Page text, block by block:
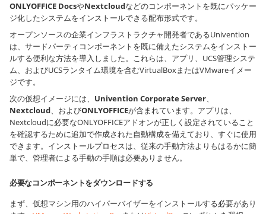
ONLYOFFICE DocsやNextcloudなどのコンポーネントを既にパッケー
ジ化したシステムをインストールできる配布形式です。
オープンソースの企業インフラストラクチャ開発者であるUnivention
は、サードパーティコンポーネントを既に備えたシステムをインストー
ルする便利な方法を導入しました。これらは、アプリ、UCS管理システ
ム、およびUCSランタイム環境を含むVirtualBoxまたはVMwareイメー
ジです。
次の仮想イメージには、 Univention Corporate Server、
Nextcloud、およびONLYOFFICEが含まれています。アプリは、
Nextcloudに必要なONLYOFFICEアドオンが正しく設定されていること
を確認するために追加で作成された自動構成を備えており、すぐに使用
できます。インストールプロセスは、従来の手動方法よりもはるかに簡
単で、管理者による手動の手順は必要ありません。
必要なコンポーネントをダウンロードする
まず、仮想マシン用のハイパーバイザーをインストールする必要があり